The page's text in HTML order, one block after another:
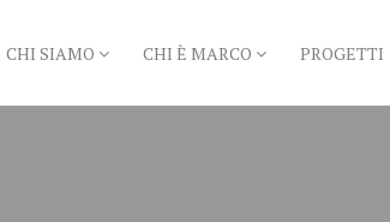
CHI SIAMO CHI È MARCO PROGETTI